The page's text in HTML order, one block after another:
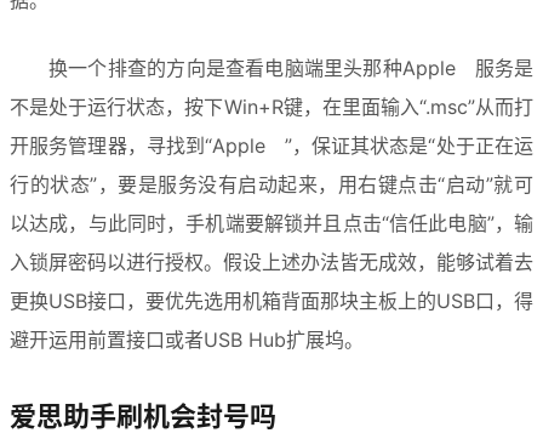
换一个排查的方向是查看电脑端里头那种Apple   服务是
不是处于运行状态，按下Win+R键，在里面输入“.msc”从而打
开服务管理器，寻找到“Apple   ”，保证其状态是“处于正在运
行的状态”，要是服务没有启动起来，用右键点击“启动”就可
以达成，与此同时，手机端要解锁并且点击“信任此电脑”，输
入锁屏密码以进行授权。假设上述办法皆无成效，能够试着去
更换USB接口，要优先选用机箱背面那块主板上的USB口，得
避开运用前置接口或者USB Hub扩展坞。
爱思助手刷机会封号吗